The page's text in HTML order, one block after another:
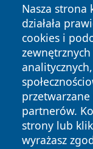
Nasza strona
działała
cookies i
partnerów.
strony lub
wyrażasz
Copyright © 2026
zastrzeżone.
News Autorzy